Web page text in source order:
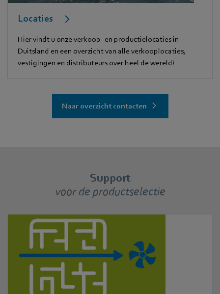
Locaties
Hier vindt u onze verkoop- en productielocaties in
Duitsland en een overzicht van alle verkooplocaties,
vestigingen en distributeurs over heel de wereld!
Naar overzicht contacten
Support
voor de productselectie